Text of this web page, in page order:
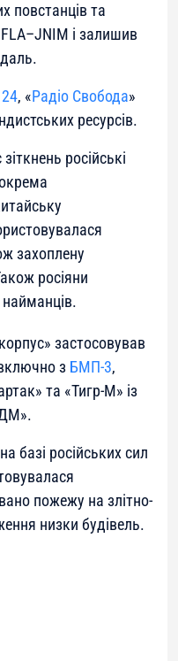
повстанців та
і залишив
, «Радіо Свобода»
ресурсів.
російські
захоплену
росіяни
застосовував
з БМП-3,
та «Тигр-М» із
базі російських сил
пожежу на злітно-
низки будівель.